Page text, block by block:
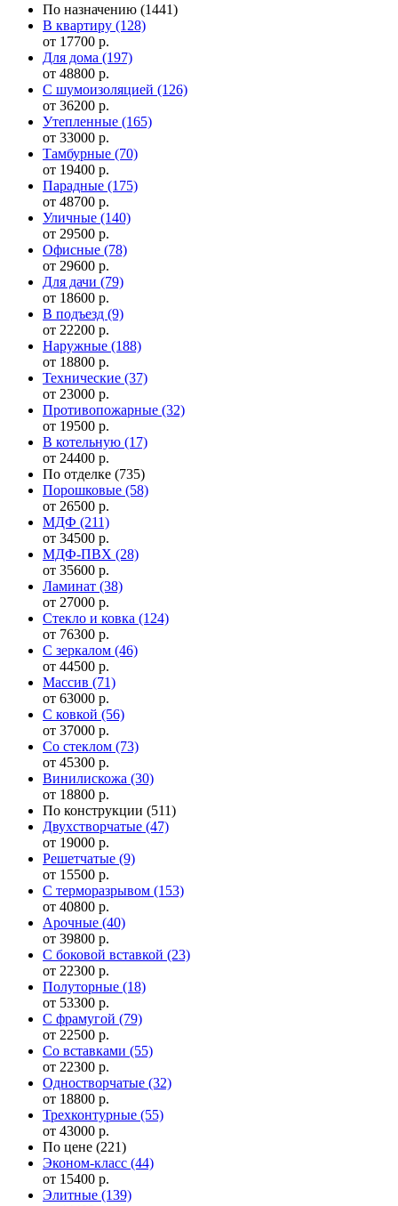
По назначению (1441)
В квартиру (128)
от 17700 р.
Для дома (197)
от 48800 р.
С шумоизоляцией (126)
от 36200 р.
Утепленные (165)
от 33000 р.
Тамбурные (70)
от 19400 р.
Парадные (175)
от 48700 р.
Уличные (140)
от 29500 р.
Офисные (78)
от 29600 р.
Для дачи (79)
от 18600 р.
В подъезд (9)
от 22200 р.
Наружные (188)
от 18800 р.
Технические (37)
от 23000 р.
Противопожарные (32)
от 19500 р.
В котельную (17)
от 24400 р.
По отделке (735)
Порошковые (58)
от 26500 р.
МДФ (211)
от 34500 р.
МДФ-ПВХ (28)
от 35600 р.
Ламинат (38)
от 27000 р.
Стекло и ковка (124)
от 76300 р.
С зеркалом (46)
от 44500 р.
Массив (71)
от 63000 р.
С ковкой (56)
от 37000 р.
Со стеклом (73)
от 45300 р.
Винилискожа (30)
от 18800 р.
По конструкции (511)
Двухстворчатые (47)
от 19000 р.
Решетчатые (9)
от 15500 р.
С терморазрывом (153)
от 40800 р.
Арочные (40)
от 39800 р.
С боковой вставкой (23)
от 22300 р.
Полуторные (18)
от 53300 р.
С фрамугой (79)
от 22500 р.
Cо вставками (55)
от 22300 р.
Одностворчатые (32)
от 18800 р.
Трехконтурные (55)
от 43000 р.
По цене (221)
Эконом-класс (44)
от 15400 р.
Элитные (139)